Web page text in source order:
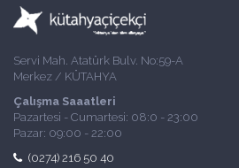
Servi Mah. Atatürk Bulv. No:59-A
Merkez / KÜTAHYA
Çalışma Saaatleri
Pazartesi - Cumartesi: 08:0 - 23:00
Pazar: 09:00 - 22:00
(0274) 216 50 40